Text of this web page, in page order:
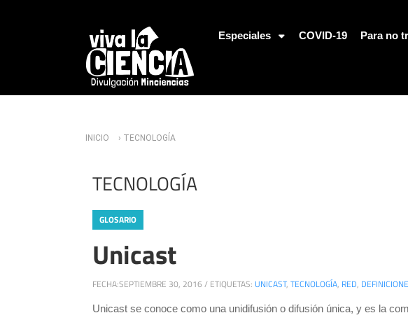
Especiales COVID-19 Para no
Usted está aquí
INICIO › TECNOLOGÍA
TECNOLOGÍA
GLOSARIO
Unicast
FECHA:SEPTIEMBRE 30, 2016 / ETIQUETAS: UNICAST, TECNOLOGÍA, RED,
Unicast se conoce como una unidifusión o difusión única, y es la